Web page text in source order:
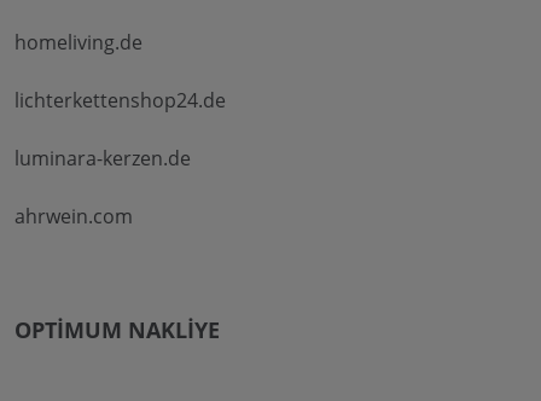
homeliving.de
lichterkettenshop24.de
luminara-kerzen.de
ahrwein.com
OPTIMUM NAKLIYE